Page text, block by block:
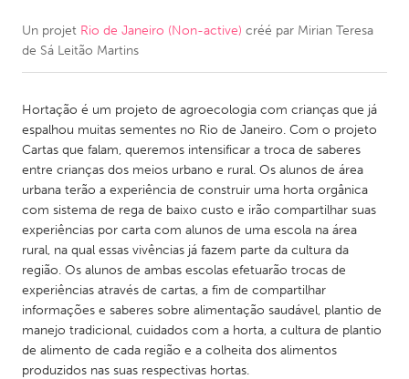
CANADA
Newmarket
Ottawa
South Shore
Toronto
MALAYSIA
Kuala Lumpur
NETHERLANDS
Leiden
Rotterdam
Utrecht
Un projet Rio de Janeiro (Non-active) créé par Mirian Teresa
de Sá Leitão Martins
Hortação é um projeto de agroecologia com crianças que já
espalhou muitas sementes no Rio de Janeiro. Com o projeto
Cartas que falam, queremos intensificar a troca de saberes
entre crianças dos meios urbano e rural. Os alunos de área
urbana terão a experiência de construir uma horta orgânica
com sistema de rega de baixo custo e irão compartilhar suas
experiências por carta com alunos de uma escola na área
rural, na qual essas vivências já fazem parte da cultura da
região. Os alunos de ambas escolas efetuarão trocas de
experiências através de cartas, a fim de compartilhar
informações e saberes sobre alimentação saudável, plantio de
manejo tradicional, cuidados com a horta, a cultura de plantio
de alimento de cada região e a colheita dos alimentos
produzidos nas suas respectivas hortas.